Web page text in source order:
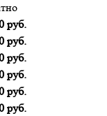
руб.
руб.
руб.
руб.
руб.
руб.